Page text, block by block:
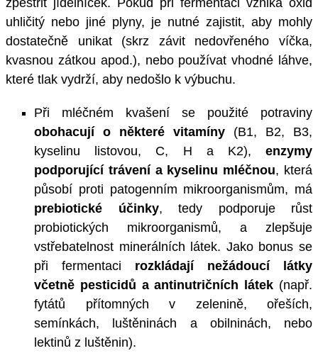
zpestřit jídelníček. Pokud při fermentaci vzniká oxid
uhličitý nebo jiné plyny, je nutné zajistit, aby mohly
dostatečně unikat (skrz závit nedovřeného víčka,
kvasnou zátkou apod.), nebo používat vhodné láhve,
které tlak vydrží, aby nedošlo k výbuchu.
Při mléčném kvašení se použité potraviny
obohacují o některé vitamíny (B1, B2, B3,
kyselinu listovou, C, H a K2), enzymy
podporující trávení a kyselinu mléčnou, která
působí proti patogenním mikroorganismům, má
prebiotické účinky, tedy podporuje růst
probiotických mikroorganismů, a zlepšuje
vstřebatelnost minerálních látek. Jako bonus se
při fermentaci rozkládají nežádoucí látky
včetně pesticidů a antinutričních látek (např.
fytátů přítomných v zelenině, ořeších,
semínkách, luštěninách a obilninách, nebo
lektinů z luštěnin).